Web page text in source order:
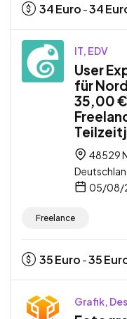
34Euro -34
IT, EDV
User
für
35,00
48529
05/08/
Freelance
35Euro -35
Grafik,